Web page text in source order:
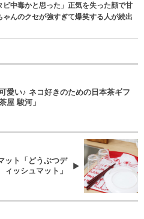
ビ中毒かと思った」正気を失った顔で甘
ゃんのクセが強すぎて爆笑する人が続出
愛い♪ ネコ好きのための日本茶ギフ
屋 駿河」
ット「どうぶつデ
ィッシュマット」